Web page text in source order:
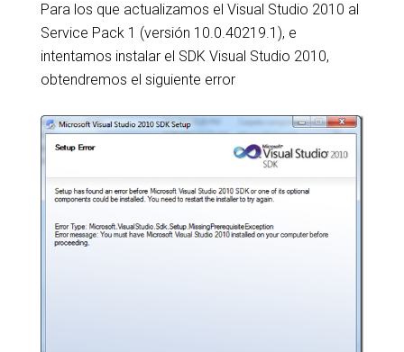
Para los que actualizamos el Visual Studio 2010 al
Service Pack 1 (versión 10.0.40219.1), e
intentamos instalar el SDK Visual Studio 2010,
obtendremos el siguiente error